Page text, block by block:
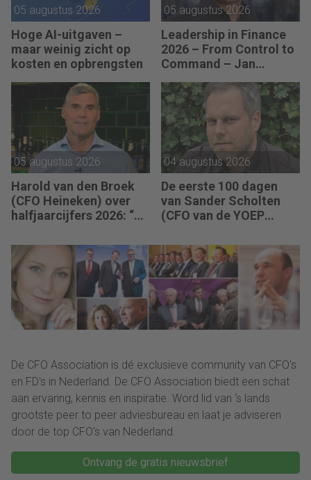
05 augustus 2026
Hoge AI-uitgaven –
maar weinig zicht op
kosten en opbrengsten
05 augustus 2026
Leadership in Finance
2026 – From Control to
Command – Jan
van The Protein
Brewery): “Je moet
vaak met relatief weinig
data toch knopen
doorhakken.”
05 augustus 2026
Harold van den Broek
(CFO Heineken) over
halfjaarcijfers 2026: “De
vooruitgang is
zichtbaar.”
04 augustus 2026
De eerste 100 dagen
van Sander Scholten
(CFO van de YOEP
sturing werkt pas echt
als mensen begrijpen
waarom keuzes nodig
zijn.”
De CFO Association is dé exclusieve community van CFO's
en FD's in Nederland. De CFO Association biedt een schat
aan ervaring, kennis en inspiratie. Word lid van ‘s lands
grootste peer to peer adviesbureau en laat je adviseren
door de top CFO's van Nederland.
Ontvang de gratis nieuwsbrief